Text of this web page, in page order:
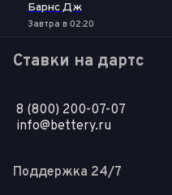
Барнс Дж
Завтра в 02:20
Ставки на дартс
8 (800) 200-07-07
info@bettery.ru
Поддержка 24/7